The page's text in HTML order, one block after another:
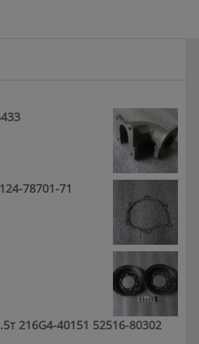
78701-71
216G4-40151 52516-80302